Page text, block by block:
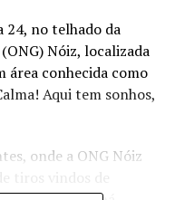
24, no telhado da
Nóiz, localizada
área conhecida como
Aqui tem sonhos,
onde a ONG Nóiz